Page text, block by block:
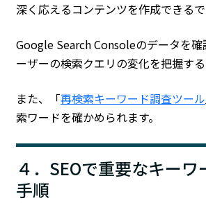
深く応えるコンテンツを作成できるで
Google Search Consoleのデータを確
ーザーの検索クエリの変化を把握する
また、「再検索キーワード調査ツール
索ワードを確かめられます。
４．SEOで重要なキー
手順